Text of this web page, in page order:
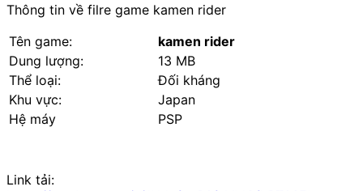
Thông tin về filre game kamen rider
Tên game:
kamen rider
Dung lượng:
13 MB
Thể loại:
Đối kháng
Khu vực:
Japan
Hệ máy
PSP
Link tải: